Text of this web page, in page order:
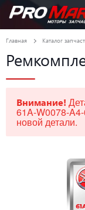
Главная Каталог
Внимание!
61A-W0078-
новой детали.